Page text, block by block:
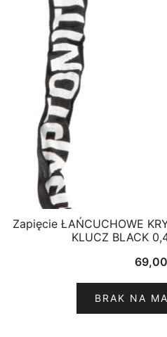
Zapięcie ŁAŃCUCHOWE
KLUCZ BLACK
69,00
BRAK NA